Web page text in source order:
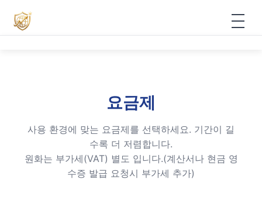
VPN 다운로드
📊 무료 구독 관리
요금제
사용 환경에 맞는 요금제를 선택하세요. 기간이 길
수록 더 저렴합니다.
원화는 부가세(VAT) 별도 입니다.(계산서나 현금 영
수증 발급 요청시 부가세 추가)